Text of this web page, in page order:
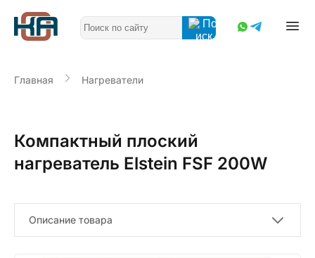
Главная Нагреватели
Компактный плоский
нагреватель Elstein FSF 200W
Описание товара